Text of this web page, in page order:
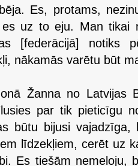
Es, protams,
uz to eju. Man tikai
[federācijā] notiks
nākamās varētu būt
Žanna no Latvijas
par tik pieticīgu
būtu bijusi
līdzekļiem, cerēt uz
Es tiešām nemeloju,